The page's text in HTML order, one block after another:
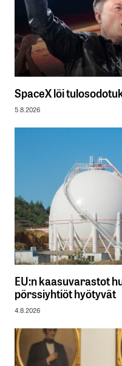
SpaceX löi
5.8.2026
EU:n kaasuvarastot
pörssiyhtiöt hyötyvät
4.8.2026